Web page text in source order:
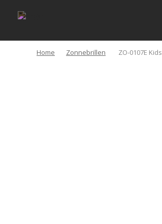
Home Zonnebrillen ZO-0107E Kids